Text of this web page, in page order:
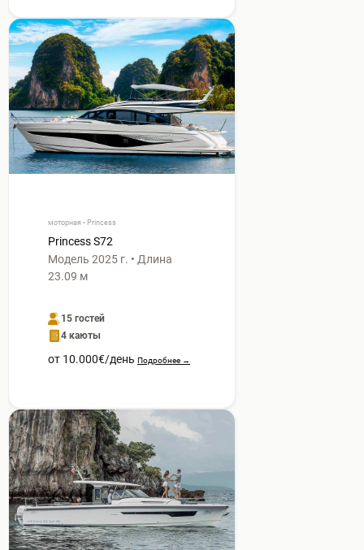
моторная • Princess
Princess S72
Модель 2025 г. • Длина
23.09 м
15 гостей
4 каюты
от 10.000€/день Подробнее →